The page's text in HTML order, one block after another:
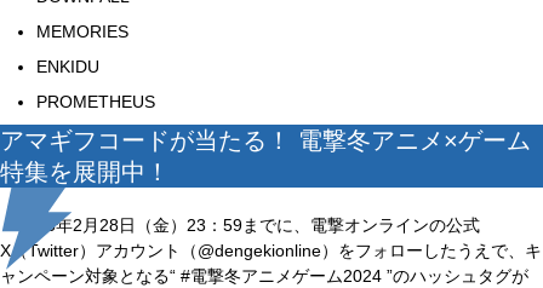
MEMORIES
ENKIDU
PROMETHEUS
アマギフコードが当たる！ 電撃冬アニメ×ゲーム
特集を展開中！
2025年2月28日（金）23：59までに、電撃オンラインの公式
X（Twitter）アカウント（@dengekionline）をフォローしたうえで、キ
ャンペーン対象となる“ #電撃冬アニメゲーム2024 ”のハッシュタグが